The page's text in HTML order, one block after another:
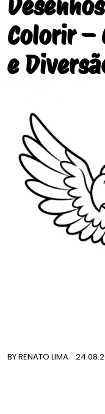
Colorir –
e
BYRENATO LIMA